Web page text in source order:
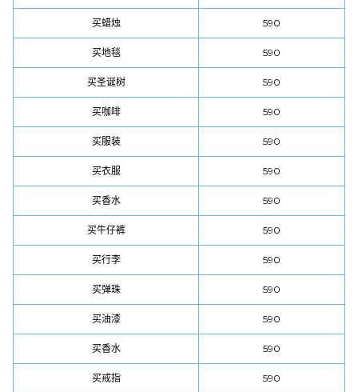
买蜡烛 590
买地毯 590
买圣诞树 590
买咖啡 590
买服装 590
买衣服 590
买香水 590
买牛仔裤 590
买行李 590
买弹珠 590
买油漆 590
买香水 590
买戒指 590